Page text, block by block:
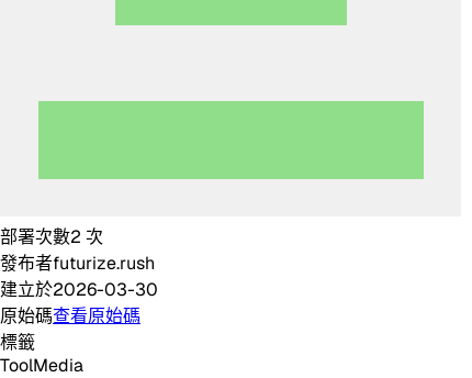
部署次數2 次
發布者futurize.rush
建立於2026-03-30
原始碼查看原始碼
標籤
ToolMedia